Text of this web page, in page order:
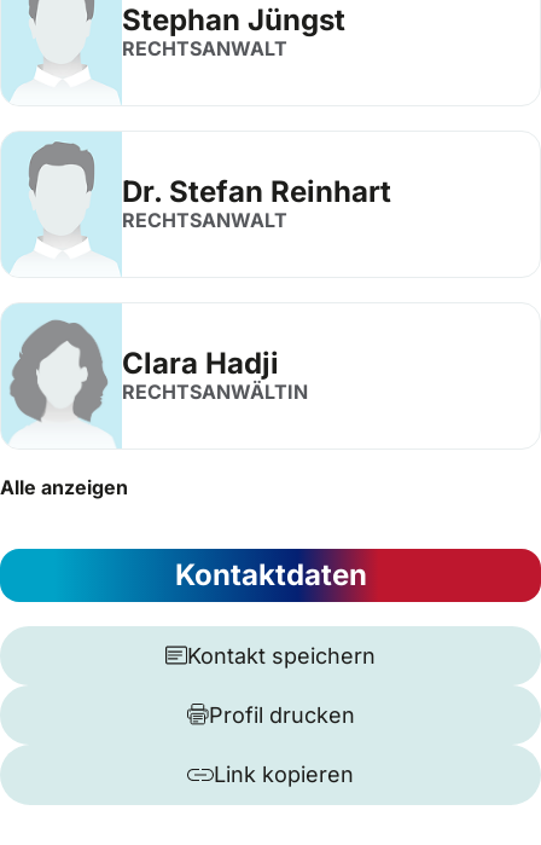
Stephan Jüngst
RECHTSANWALT
Dr. Stefan Reinhart
RECHTSANWALT
Clara Hadji
RECHTSANWÄLTIN
Alle anzeigen
Kontaktdaten
Kontakt speichern
Profil drucken
Link kopieren